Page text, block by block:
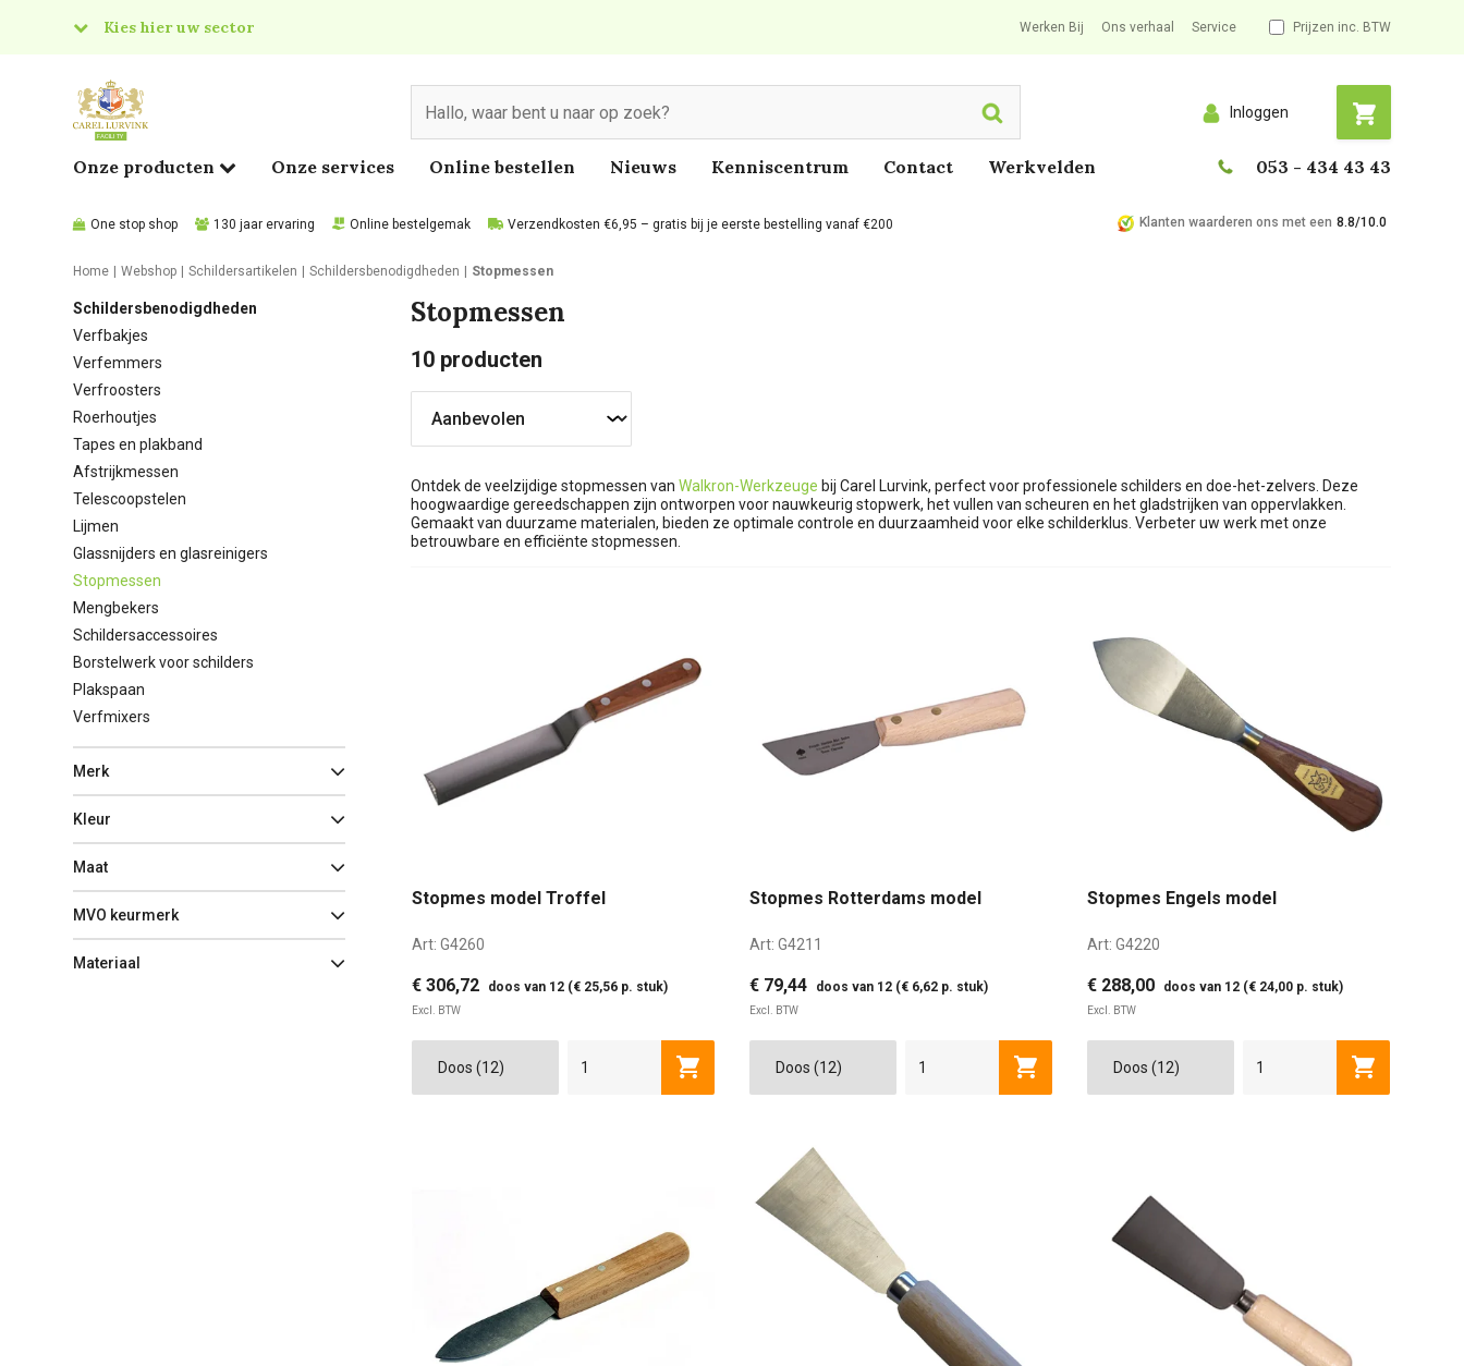
Kies hier uw sector
Food
Werken Bij Ons verhaal Service Prijzen inc. BTW
Search Inloggen
Onze producten Onze services Online bestellen Nieuws Kenniscentrum Contact Werkvelden 053 - 434 43 43
One stop shop 130 jaar ervaring Online bestelgemak Verzendkosten €6,95 – gratis bij je eerste bestelling vanaf €200 Klanten waarderen ons met een 8.8/10.0
Home Webshop Schildersartikelen Schildersbenodigdheden Stopmessen
Schildersbenodigdheden
Verfbakjes
Verfemmers
Verfroosters
Roerhoutjes
Tapes en plakband
Afstrijkmessen
Telescoopstelen
Lijmen
Glassnijders en glasreinigers
Stopmessen
Mengbekers
Schildersaccessoires
Borstelwerk voor schilders
Plakspaan
Verfmixers
Merk
Kleur
Maat
MVO keurmerk
Materiaal
Stopmessen
10 producten
Ontdek de veelzijdige stopmessen van Walkron-Werkzeuge bij Carel Lurvink, perfect voor professionele schilders en doe-het-zelvers. Deze
hoogwaardige gereedschappen zijn ontworpen voor nauwkeurig stopwerk, het vullen van scheuren en het gladstrijken van oppervlakken.
Gemaakt van duurzame materialen, bieden ze optimale controle en duurzaamheid voor elke schilderklus. Verbeter uw werk met onze
betrouwbare en efficiënte stopmessen.
Stopmes model Troffel
Art: G4260
€ 306,72 doos van 12 (€ 25,56 p. stuk)
Excl. BTW
Toevoegen aan winkelwagen
Stopmes Rotterdams model
Art: G4211
€ 79,44 doos van 12 (€ 6,62 p. stuk)
Excl. BTW
Toevoegen aan winkelwagen
Stopmes Engels model
Art: G4220
€ 288,00 doos van 12 (€ 24,00 p. stuk)
Excl. BTW
Toevoegen